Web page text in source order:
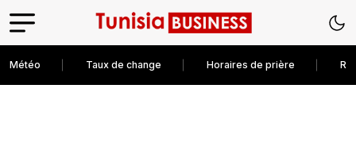
Météo Taux de change Horaires de prière